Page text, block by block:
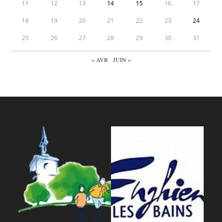
11 12 13 14 15 16 17
18 19 20 21 22 23 24
25 26 27 28 29 30 31
« AVR JUIN »